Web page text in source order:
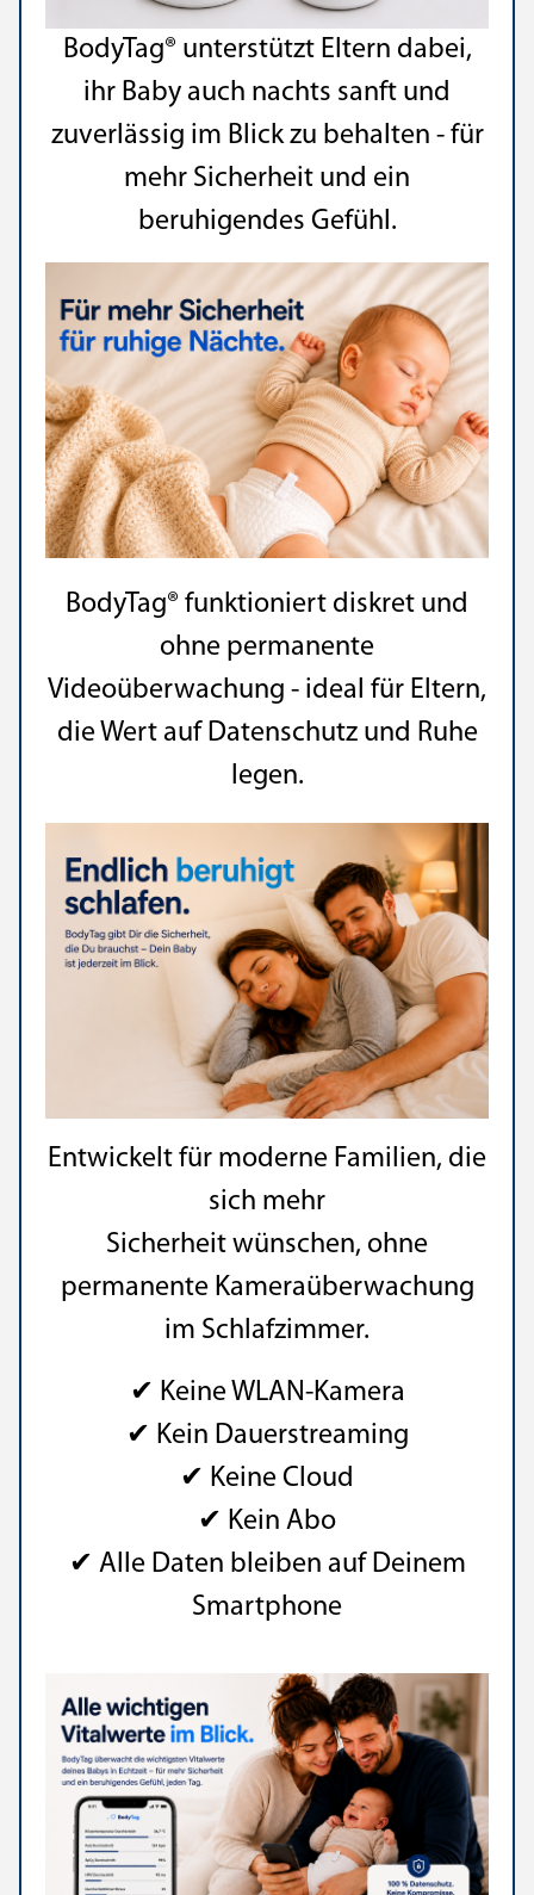
BodyTag® unterstützt Eltern dabei,
ihr Baby auch nachts sanft und
zuverlässig im Blick zu behalten - für
mehr Sicherheit und ein
beruhigendes Gefühl.
BodyTag® funktioniert diskret und
ohne permanente
Videoüberwachung - ideal für Eltern,
die Wert auf Datenschutz und Ruhe
legen.
Entwickelt für moderne Familien, die
sich mehr
Sicherheit wünschen, ohne
permanente Kameraüberwachung
im Schlafzimmer.
✔ Keine WLAN-Kamera
✔ Kein Dauerstreaming
✔ Keine Cloud
✔ Kein Abo
✔ Alle Daten bleiben auf Deinem
Smartphone